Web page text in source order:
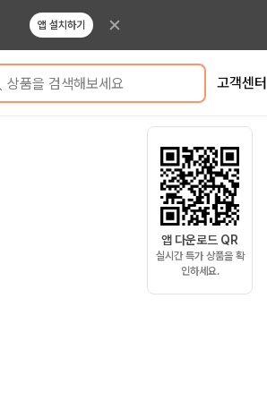
앱 설치하기
상품을 검색해보세요 고객센터
앱 다운로드 QR
실시간 특가 상품을 확
인하세요.